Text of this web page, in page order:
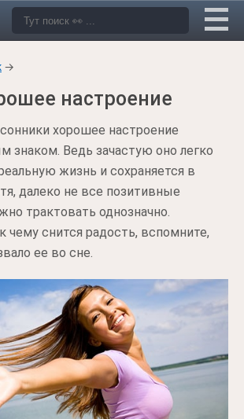
→
настроение
хорошее настроение
знаком. Ведь зачастую оно легко
жизнь и сохраняется в
далеко не все позитивные
трактовать однозначно.
чему снится радость, вспомните,
ее во сне.